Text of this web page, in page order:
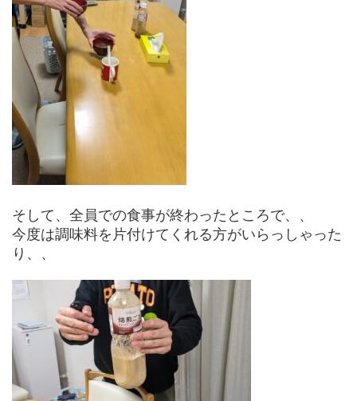
そして、全員での食事が終わったところで、、
今度は調味料を片付けてくれる方がいらっしゃった
り、、